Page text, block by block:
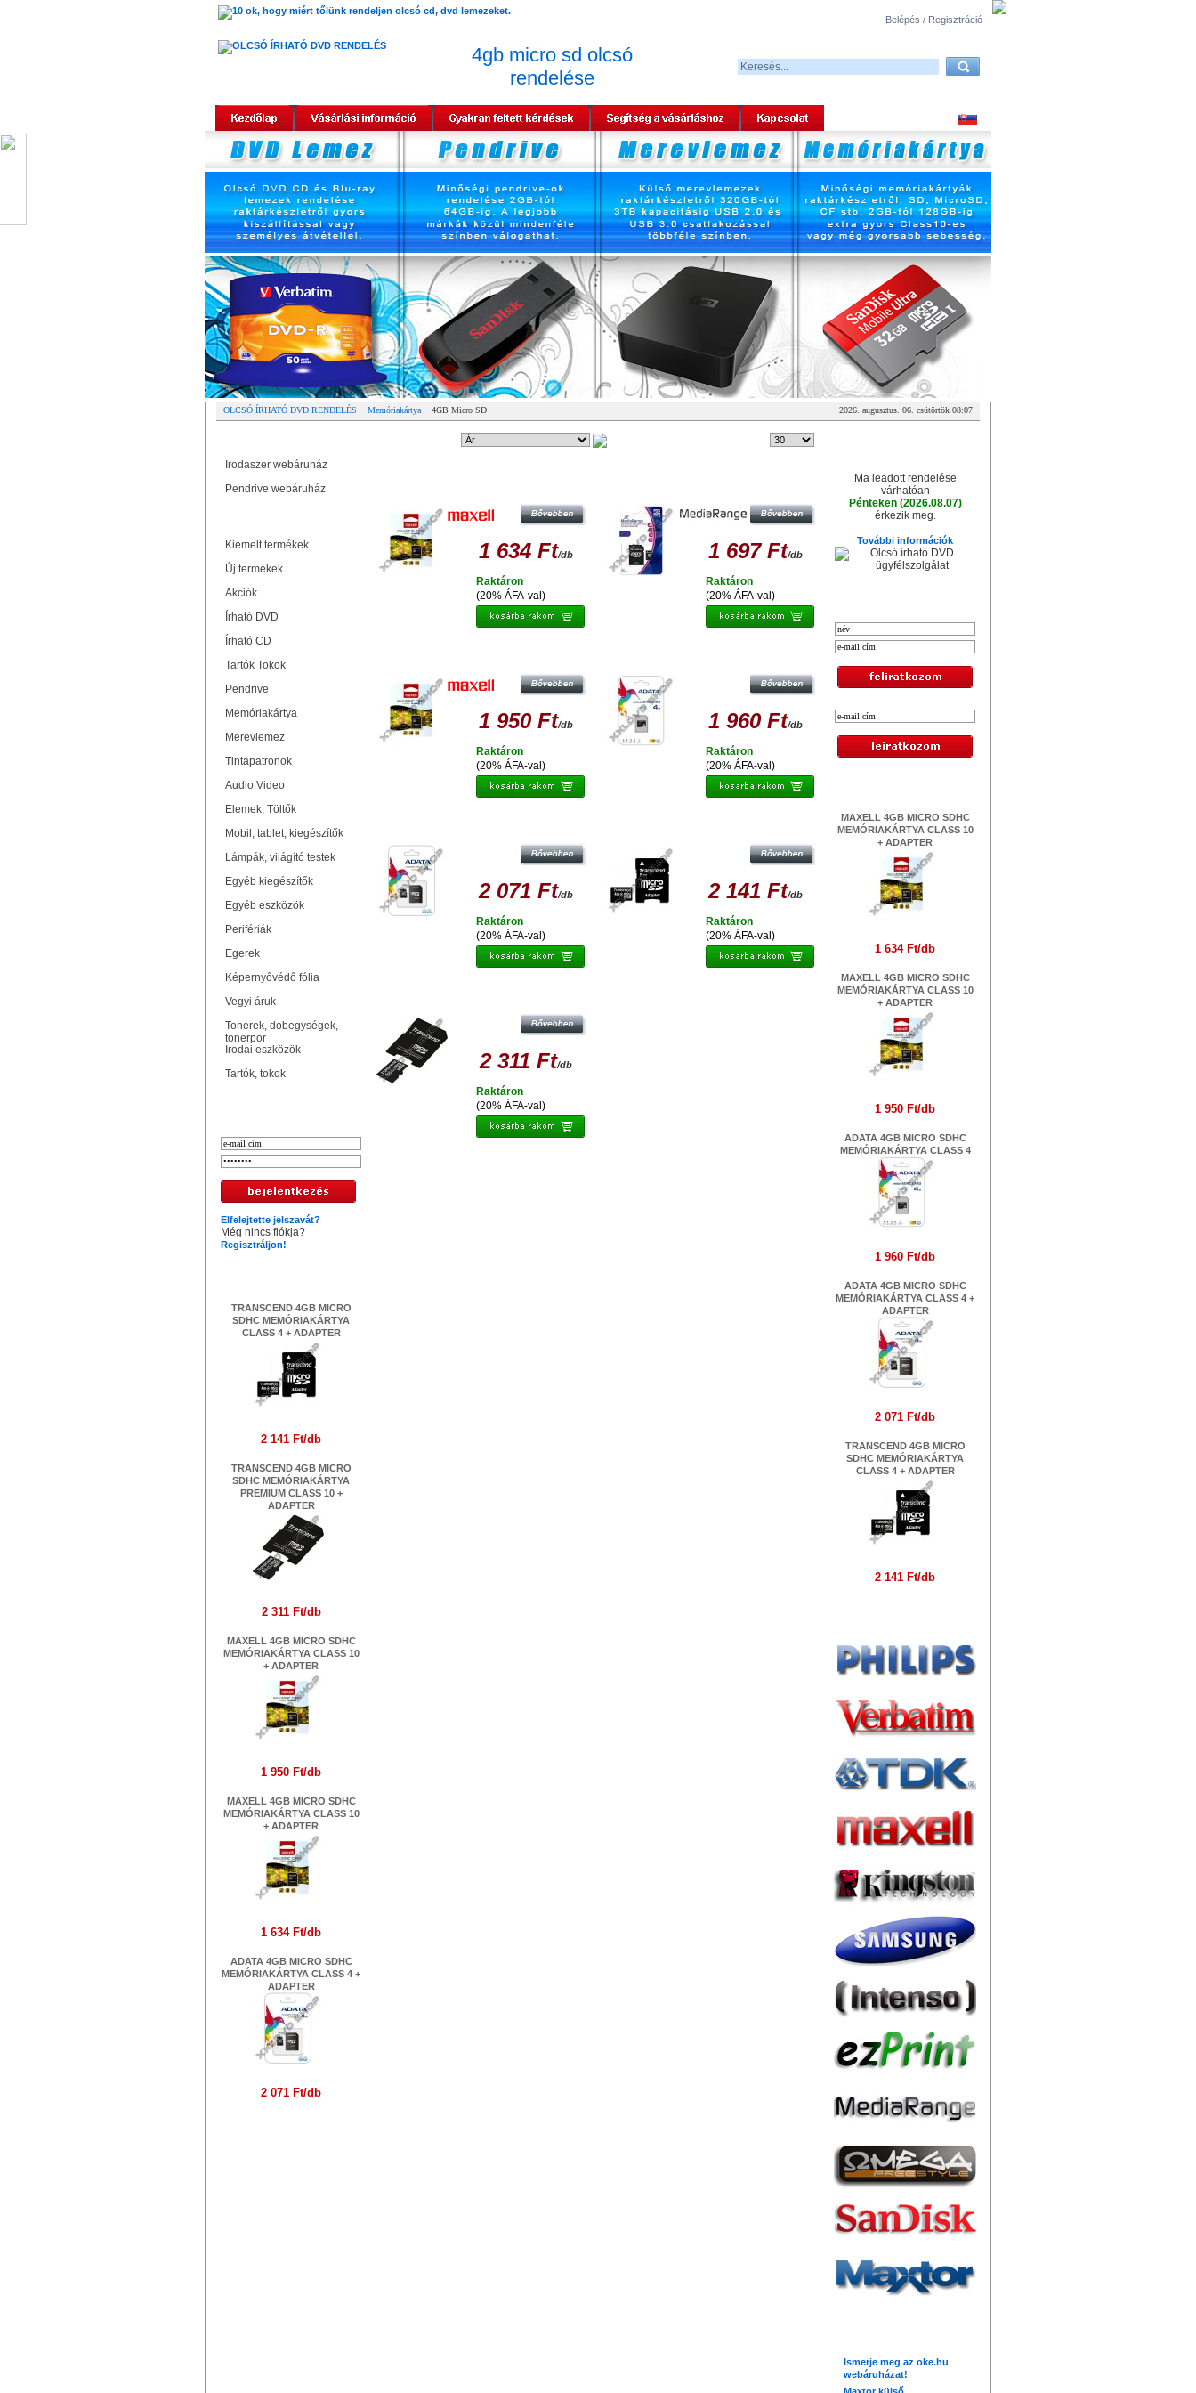
Belépés / Regisztráció
4gb micro sd olcsó
rendelése
OLCSÓ ÍRHATÓ DVD RENDELÉS Memóriakártya 4GB Micro SD 2026. augusztus. 06. csütörtök 08:07
Irodaszer webáruház
Pendrive webáruház
Kiemelt termékek
Új termékek
Akciók
Írható DVD
Írható CD
Tartók Tokok
Pendrive
Memóriakártya
Merevlemez
Tintapatronok
Audio Video
Elemek, Töltők
Mobil, tablet, kiegészítők
Lámpák, világító testek
Egyéb kiegészítők
Egyéb eszközök
Perifériák
Egerek
Képernyővédő fólia
Vegyi áruk
Tonerek, dobegységek,
tonerpor
Irodai eszközök
Tartók, tokok
Elfelejtette jelszavát?
Még nincs fiókja?
Regisztráljon!
TRANSCEND 4GB MICRO
SDHC MEMÓRIAKÁRTYA
CLASS 4 + ADAPTER
2 141 Ft/db
TRANSCEND 4GB MICRO
SDHC MEMÓRIAKÁRTYA
PREMIUM CLASS 10 +
ADAPTER
2 311 Ft/db
MAXELL 4GB MICRO SDHC
MEMÓRIAKÁRTYA CLASS 10
+ ADAPTER
1 950 Ft/db
MAXELL 4GB MICRO SDHC
MEMÓRIAKÁRTYA CLASS 10
+ ADAPTER
1 634 Ft/db
ADATA 4GB MICRO SDHC
MEMÓRIAKÁRTYA CLASS 4 +
ADAPTER
2 071 Ft/db
1 634 Ft/db
(20% ÁFA-val)
Raktáron
1 697 Ft/db
(20% ÁFA-val)
Raktáron
1 950 Ft/db
(20% ÁFA-val)
Raktáron
1 960 Ft/db
(20% ÁFA-val)
Raktáron
2 071 Ft/db
(20% ÁFA-val)
Raktáron
2 141 Ft/db
(20% ÁFA-val)
Raktáron
2 311 Ft/db
(20% ÁFA-val)
Raktáron
Ma leadott rendelése
várhatóan
Pénteken (2026.08.07)
érkezik meg.
További információk
MAXELL 4GB MICRO SDHC
MEMÓRIAKÁRTYA CLASS 10
+ ADAPTER
1 634 Ft/db
MAXELL 4GB MICRO SDHC
MEMÓRIAKÁRTYA CLASS 10
+ ADAPTER
1 950 Ft/db
ADATA 4GB MICRO SDHC
MEMÓRIAKÁRTYA CLASS 4
1 960 Ft/db
ADATA 4GB MICRO SDHC
MEMÓRIAKÁRTYA CLASS 4 +
ADAPTER
2 071 Ft/db
TRANSCEND 4GB MICRO
SDHC MEMÓRIAKÁRTYA
CLASS 4 + ADAPTER
2 141 Ft/db
Ismerje meg az oke.hu
webáruházat!